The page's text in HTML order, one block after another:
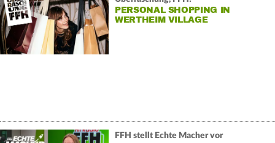
PERSONAL SHOPPING IN
WERTHEIM VILLAGE
FFH stellt Echte Macher vor